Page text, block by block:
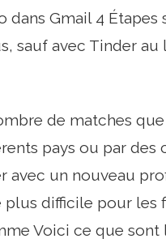
Gmail 4
sauf avec Tinder
de matches
pays ou par des
un nouveau
difficile pour les
Voici ce que